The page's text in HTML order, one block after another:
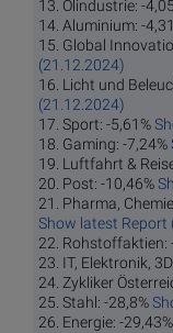
13. Ölindustrie: -
14. Aluminium: -
15. Global
(21.12.2024)
16. Licht und
(21.12.2024)
17. Sport: -5,61%
18. Gaming: -7,24%
19. Luftfahrt &
20. Post: -10,46%
21. Pharma,
Show latest Report
22. Rohstoffaktien:
23. IT, Elektronik,
24. Zykliker
25. Stahl: -28,8%
26. Energie: -29,43%